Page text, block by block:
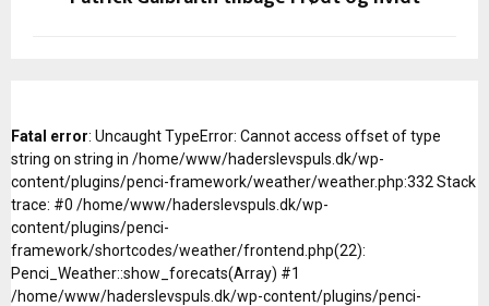
Fatal error: Uncaught TypeError: Cannot access offset of type
string on string in /home/www/haderslevspuls.dk/wp-
content/plugins/penci-framework/weather/weather.php:332 Stack
trace: #0 /home/www/haderslevspuls.dk/wp-
content/plugins/penci-
framework/shortcodes/weather/frontend.php(22):
Penci_Weather::show_forecats(Array) #1
/home/www/haderslevspuls.dk/wp-content/plugins/penci-